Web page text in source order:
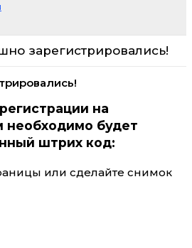
зарегистрировались!
на
необходимо будет
штрих код:
или сделайте снимок